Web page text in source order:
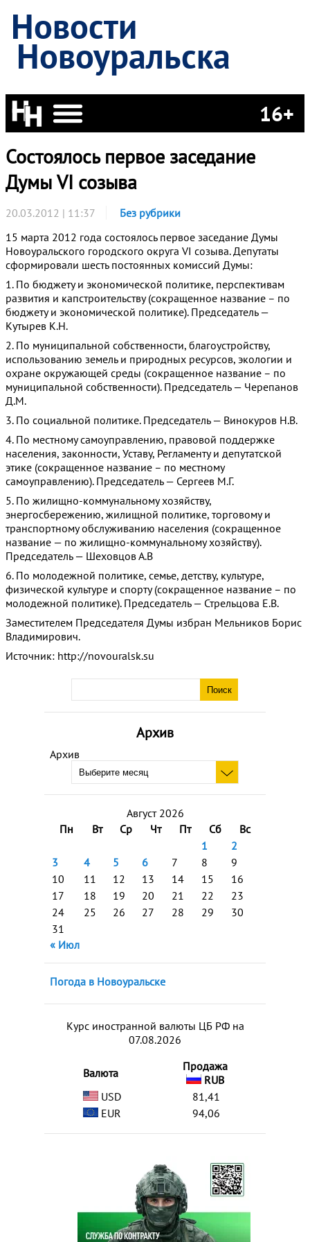
Новости
Новоуральска
16+
Архив
Архив
Август 2026
Пн
Вт Ср Чт Пт Сб
Вс
1
2
3
4 5 6 7 8
9
10
11 12 13 14 15
16
17
18 19 20 21 22
23
24
25 26 27 28 29
30
31
« Июл
Погода в Новоуральске
Курс иностранной валюты ЦБ РФ на
07.08.2026
Валюта
Продажа
RUB
USD
81,41
EUR
94,06
Состоялось первое заседание
Думы VI созыва
20.03.2012 | 11:37
Без рубрики
15 марта 2012 года состоялось первое заседание Думы
Новоуральского городского округа VI созыва. Депутаты
сформировали шесть постоянных комиссий Думы:
1. По бюджету и экономической политике, перспективам
развития и капстроительству (сокращенное название – по
бюджету и экономической политике). Председатель —
Кутырев К.Н.
2. По муниципальной собственности, благоустройству,
использованию земель и природных ресурсов, экологии и
охране окружающей среды (сокращенное название – по
муниципальной собственности). Председатель — Черепанов
Д.М.
3. По социальной политике. Председатель — Винокуров Н.В.
4. По местному самоуправлению, правовой поддержке
населения, законности, Уставу, Регламенту и депутатской
этике (сокращенное название – по местному
самоуправлению). Председатель — Сергеев М.Г.
5. По жилищно-коммунальному хозяйству,
энергосбережению, жилищной политике, торговому и
транспортному обслуживанию населения (сокращенное
название — по жилищно-коммунальному хозяйству).
Председатель — Шеховцов А.В
6. По молодежной политике, семье, детству, культуре,
физической культуре и спорту (сокращенное название – по
молодежной политике). Председатель — Стрельцова Е.В.
Заместителем Председателя Думы избран Мельников Борис
Владимирович.
Источник: http://novouralsk.su